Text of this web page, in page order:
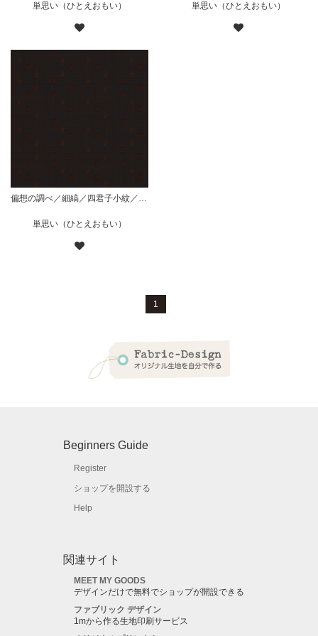
単思い（ひとえおもい） 単思い（ひとえおもい）
偏想の調べ／細縞／四君子小紋／枠菱組／黒
単思い（ひとえおもい）
1
Beginners Guide
Register
ショップを開設する
Help
関連サイト
MEET MY GOODS
デザインだけで無料でショップが開設できる
ファブリック デザイン
1mから作る生地印刷サービス